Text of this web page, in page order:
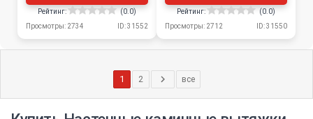
Рейтинг:
(0.0)
Просмотры: 2734
ID: 31552
Рейтинг:
(0.0)
Просмотры: 2712
ID: 31550
1 2 все